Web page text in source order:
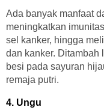
Ada banyak manfaat
meningkatkan
sel kanker, hingga
dan kanker. Ditambah
besi pada sayuran
remaja putri.
4. Ungu